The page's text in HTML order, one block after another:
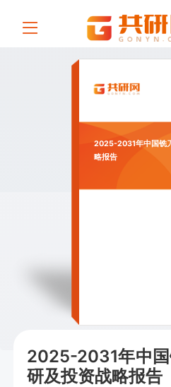
2025-2031年中国铣
略报告
2025-2031年中国
研及投资战略报告